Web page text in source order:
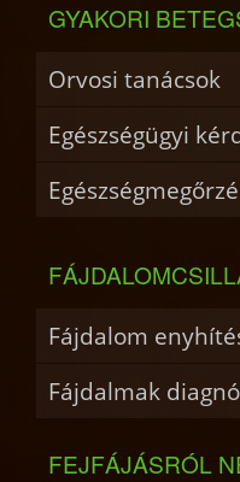
GYAKORI
Orvosi tanácsok
Egészségügyi
Fájdalom
Fájdalmak
FEJFÁJÁSRÓL